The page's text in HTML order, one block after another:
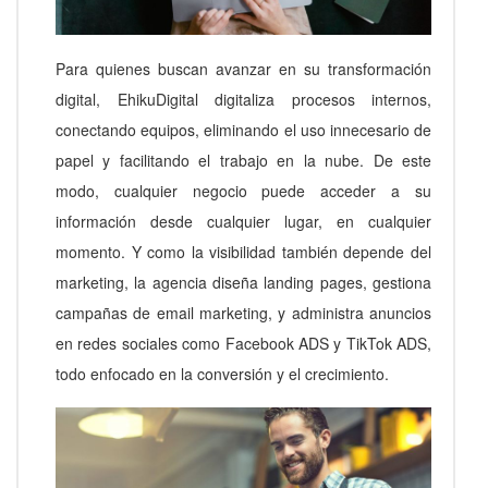
Para quienes buscan avanzar en su transformación
digital, EhikuDigital digitaliza procesos internos,
conectando equipos, eliminando el uso innecesario de
papel y facilitando el trabajo en la nube. De este
modo, cualquier negocio puede acceder a su
información desde cualquier lugar, en cualquier
momento. Y como la visibilidad también depende del
marketing, la agencia diseña landing pages, gestiona
campañas de email marketing, y administra anuncios
en redes sociales como Facebook ADS y TikTok ADS,
todo enfocado en la conversión y el crecimiento.